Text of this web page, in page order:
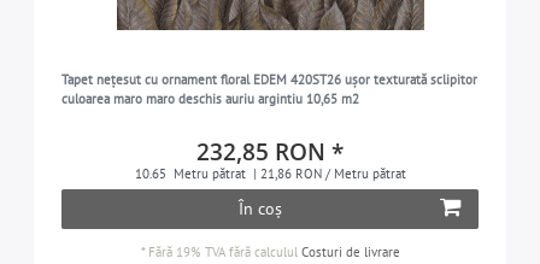
Tapet nețesut cu ornament floral EDEM 420ST26 ușor texturată sclipitor
culoarea maro maro deschis auriu argintiu 10,65 m2
232,85 RON *
10.65 Metru pătrat | 21,86 RON / Metru pătrat
În coș
* Fără 19% TVAfără calculul Costuri de livrare